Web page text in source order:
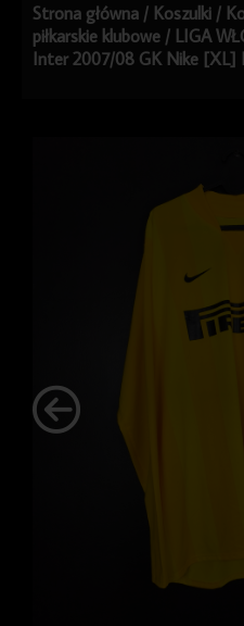
Strona główna / Koszulki /
piłkarskie klubowe / LIGA
Inter 2007/08 GK Nike [XL]